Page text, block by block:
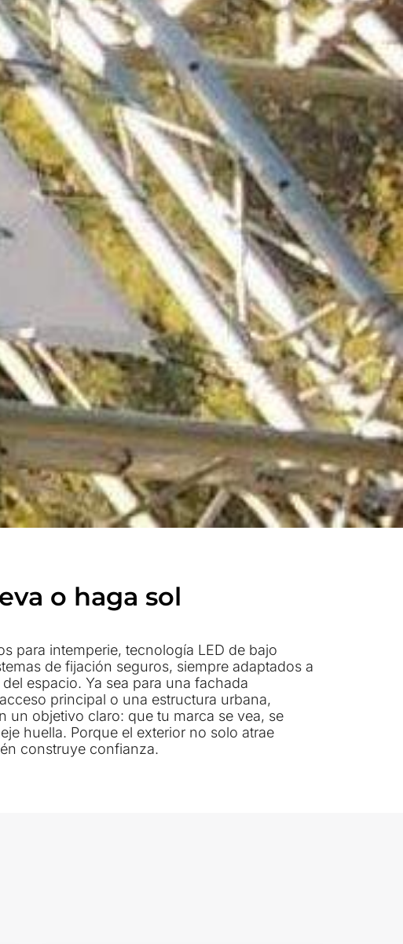
o haga sol
construye confianza.